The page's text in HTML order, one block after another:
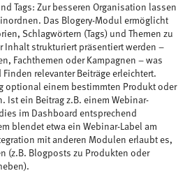
Tags: Zur besseren Organisation lassen
Das Blogery-Modul ermöglicht
Schlagwörtern (Tags) und Themen zu
Inhalt strukturiert präsentiert werden –
Fachthemen oder Kampagnen – was
relevanter Beiträge erleichtert.
optional einem bestimmten Produkt oder
Ist ein Beitrag z.B. einem Webinar-
im Dashboard entsprechend
blendet etwa ein Webinar-Label am
mit anderen Modulen erlaubt es,
(z.B. Blogposts zu Produkten oder